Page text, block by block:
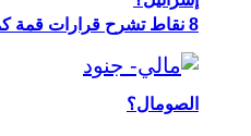
8 نقاط تشرح قرارات قمة
الصومال؟